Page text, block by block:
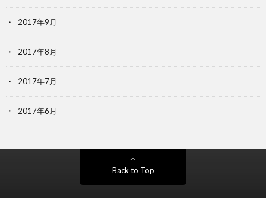
2017年9月
2017年8月
2017年7月
2017年6月
Back to Top